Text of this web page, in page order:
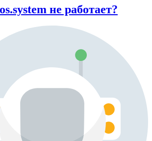
не работает?